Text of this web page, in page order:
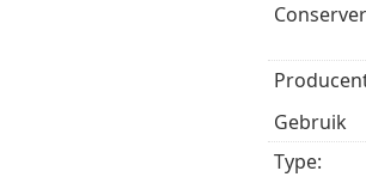
Gebruik
Type: